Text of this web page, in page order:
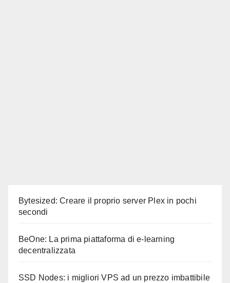
Bytesized: Creare il proprio server Plex in pochi
secondi
BeOne: La prima piattaforma di e-learning
decentralizzata
SSD Nodes: i migliori VPS ad un prezzo imbattibile